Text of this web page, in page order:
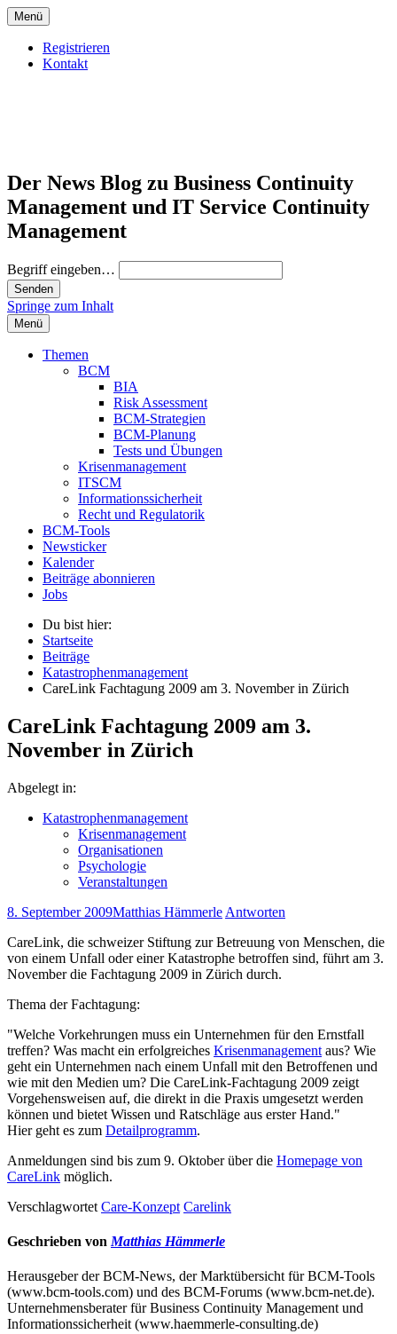
Menü
Registrieren
Kontakt
Der News Blog zu Business Continuity
Management und IT Service Continuity
Management
Begriff eingeben…
Springe zum Inhalt
Menü
Themen
BCM
BIA
Risk Assessment
BCM-Strategien
BCM-Planung
Tests und Übungen
Krisenmanagement
ITSCM
Informationssicherheit
Recht und Regulatorik
BCM-Tools
Newsticker
Kalender
Beiträge abonnieren
Jobs
Du bist hier:
Startseite
Beiträge
Katastrophenmanagement
CareLink Fachtagung 2009 am 3. November in Zürich
CareLink Fachtagung 2009 am 3.
November in Zürich
Abgelegt in:
Katastrophenmanagement
Krisenmanagement
Organisationen
Psychologie
Veranstaltungen
8. September 2009Matthias Hämmerle Antworten
CareLink, die schweizer Stiftung zur Betreuung von Menschen, die
von einem Unfall oder einer Katastrophe betroffen sind, führt am 3.
November die Fachtagung 2009 in Zürich durch.
Thema der Fachtagung:
"Welche Vorkehrungen muss ein Unternehmen für den Ernstfall
treffen? Was macht ein erfolgreiches Krisenmanagement aus? Wie
geht ein Unternehmen nach einem Unfall mit den Betroffenen und
wie mit den Medien um? Die CareLink-Fachtagung 2009 zeigt
Vorgehensweisen auf, die direkt in die Praxis umgesetzt werden
können und bietet Wissen und Ratschläge aus erster Hand."
Hier geht es zum Detailprogramm.
Anmeldungen sind bis zum 9. Oktober über die Homepage von
CareLink möglich.
Verschlagwortet Care-Konzept Carelink
Geschrieben von Matthias Hämmerle
Herausgeber der BCM-News, der Marktübersicht für BCM-Tools
(www.bcm-tools.com) und des BCM-Forums (www.bcm-net.de).
Unternehmensberater für Business Continuity Management und
Informationssicherheit (www.haemmerle-consulting.de)